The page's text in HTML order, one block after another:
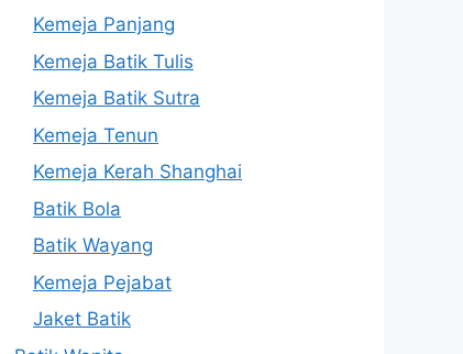
Kemeja Panjang
Kemeja Batik Tulis
Kemeja Batik Sutra
Kemeja Tenun
Kemeja Kerah Shanghai
Batik Bola
Batik Wayang
Kemeja Pejabat
Jaket Batik